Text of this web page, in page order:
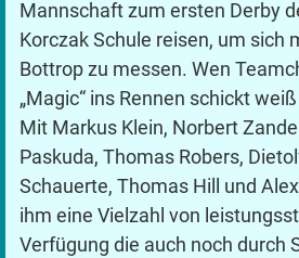
Mannschaft zum ersten Derby
Korczak Schule reisen, um sich
Bottrop zu messen. Wen
„Magic“ ins Rennen schickt
Mit Markus Klein, Norbert
Paskuda, Thomas Robers,
Schauerte, Thomas Hill und
ihm eine Vielzahl von
Verfügung die auch noch durch